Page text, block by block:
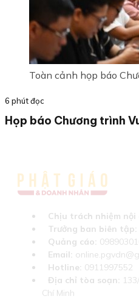
Toàn cảnh họp báo
6 phút đọc
Họp báo Chương trình
Chịu trách nhiệm nội
Trưởng ban biên tập:
Quảng cáo:
Email:
Hotline: 0911997552
Địa chỉ tòa soạn:
Chí Minh